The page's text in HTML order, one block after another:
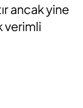
ancak yine
verimli